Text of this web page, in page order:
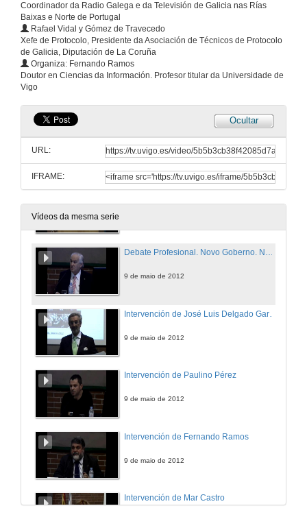
Coordinador da Radio Galega e da Televisión de Galicia nas Rías
Baixas e Norte de Portugal
Rafael Vidal y Gómez de Travecedo
Xefe de Protocolo, Presidente da Asociación de Técnicos de Protocolo
de Galicia, Diputación de La Coruña
Organiza: Fernando Ramos
Doutor en Ciencias da Información. Profesor titular da Universidade de
Vigo
Ocultar
URL:
IFRAME:
Vídeos da mesma serie
Intervención de Ernesto Pedrosa
9 de maio de 2012
Ferramentas e recursos tecnolóxicos para a organización de eventos. A tecnoloxía ao servizo da imaxe e o protocolo
9 de maio de 2012
Intervención de Blanca Piñeiro
Debate Profesional. Novo Goberno. Novo Protocolo. Erros e Disfuncións na realidade cotiá
9 de maio de 2012
9 de maio de 2012
Intervención de Paulino Pérez
9 de maio de 2012
Intervención de Fernando Ramos
9 de maio de 2012
Intervención de Mar Castro